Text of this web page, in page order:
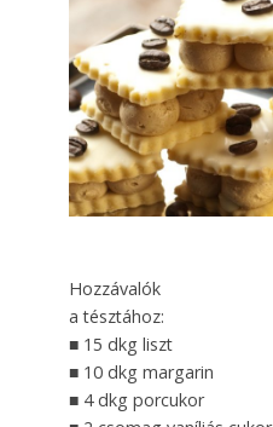
Hozzávalók
a tésztához:
■ 15 dkg liszt
■ 10 dkg margarin
■ 4 dkg porcukor